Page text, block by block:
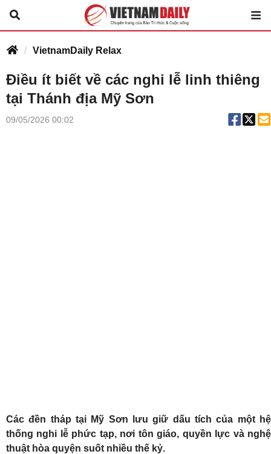
VietnamDaily Relax
Điều ít biết về các nghi lễ linh thiêng
tại Thánh địa Mỹ Sơn
09/05/2026 00:02
Các đền tháp tại Mỹ Sơn lưu giữ dấu tích của một hệ
thống nghi lễ phức tạp, nơi tôn giáo, quyền lực và nghệ
thuật hòa quyện suốt nhiều thế kỷ.